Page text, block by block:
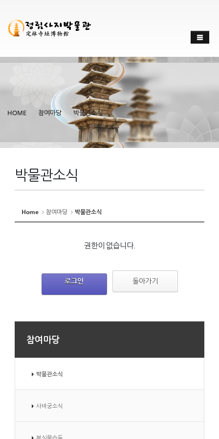
HOME 참여마당 박물관소식
박물관소식
Home 참여마당 박물관소식
권한이 없습니다.
로그인 돌아가기
참여마당
박물관소식
사비궁소식